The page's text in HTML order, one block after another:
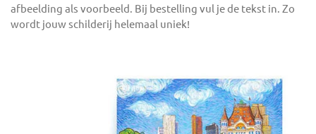
afbeelding als voorbeeld. Bij bestelling vul je de tekst in. Zo
wordt jouw schilderij helemaal uniek!